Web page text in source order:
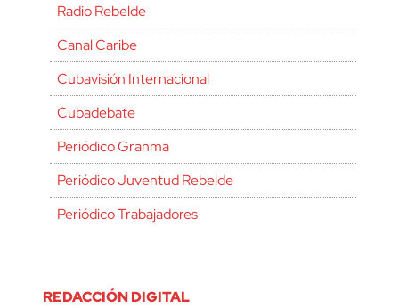
Radio Rebelde
Canal Caribe
Cubavisión Internacional
Cubadebate
Periódico Granma
Periódico Juventud Rebelde
Periódico Trabajadores
REDACCIÓN DIGITAL